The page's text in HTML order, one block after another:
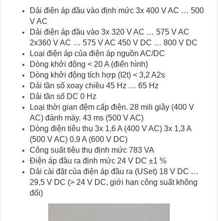
Dải điện áp đầu vào định mức 3x 400 V AC … 500
V AC
Dải điện áp đầu vào 3x 320 V AC … 575 V AC
2x360 V AC … 575 V AC 450 V DC … 800 V DC
Loại điện áp của điện áp nguồn AC/DC
Dòng khởi động < 20 A (điển hình)
Dòng khởi động tích hợp (I2t) < 3,2 A2s
Dải tần số xoay chiều 45 Hz … 65 Hz
Dải tần số DC 0 Hz
Loại thời gian đệm cấp điện. 28 mili giây (400 V
AC) đánh máy. 43 ms (500 V AC)
Dòng điện tiêu thụ 3x 1,6 A (400 V AC) 3x 1,3 A
(500 V AC) 0,9 A (600 V DC)
Công suất tiêu thụ định mức 783 VA
Điện áp đầu ra định mức 24 V DC ±1 %
Dải cài đặt của điện áp đầu ra (USet) 18 V DC …
29,5 V DC (> 24 V DC, giới hạn công suất không
đổi)